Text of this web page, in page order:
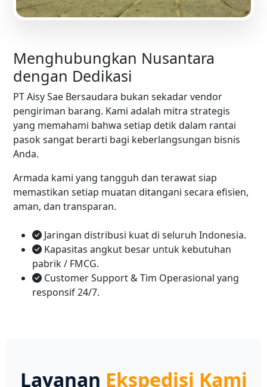
Menghubungkan Nusantara
dengan Dedikasi
PT Aisy Sae Bersaudara bukan sekadar vendor
pengiriman barang. Kami adalah mitra strategis
yang memahami bahwa setiap detik dalam rantai
pasok sangat berarti bagi keberlangsungan bisnis
Anda.
Armada kami yang tangguh dan terawat siap
memastikan setiap muatan ditangani secara efisien,
aman, dan transparan.
Jaringan distribusi kuat di seluruh Indonesia.
Kapasitas angkut besar untuk kebutuhan
pabrik / FMCG.
Customer Support & Tim Operasional yang
responsif 24/7.
Layanan Ekspedisi Kami